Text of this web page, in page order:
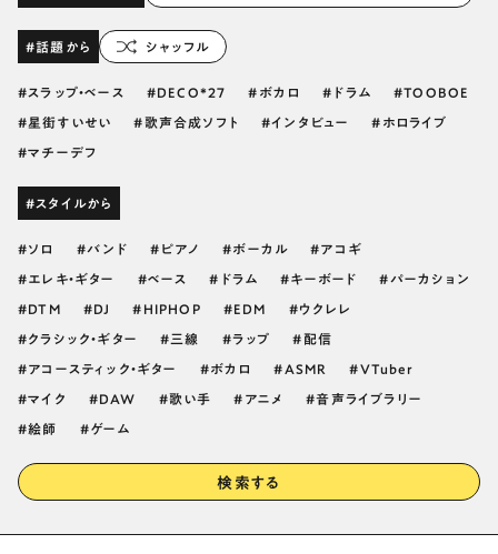
#話題から シャッフル
スラップ・ベース DECO*27 ボカロ ドラム TOOBOE
星街すいせい 歌声合成ソフト インタビュー ホロライブ
マチーデフ
#スタイルから
ソロ バンド ピアノ ボーカル アコギ
エレキ・ギター ベース ドラム キーボード パーカション
DTM DJ HIPHOP EDM ウクレレ
クラシック・ギター 三線 ラップ 配信
アコースティック・ギター ボカロ ASMR VTuber
マイク DAW 歌い手 アニメ 音声ライブラリー
絵師 ゲーム
検索する